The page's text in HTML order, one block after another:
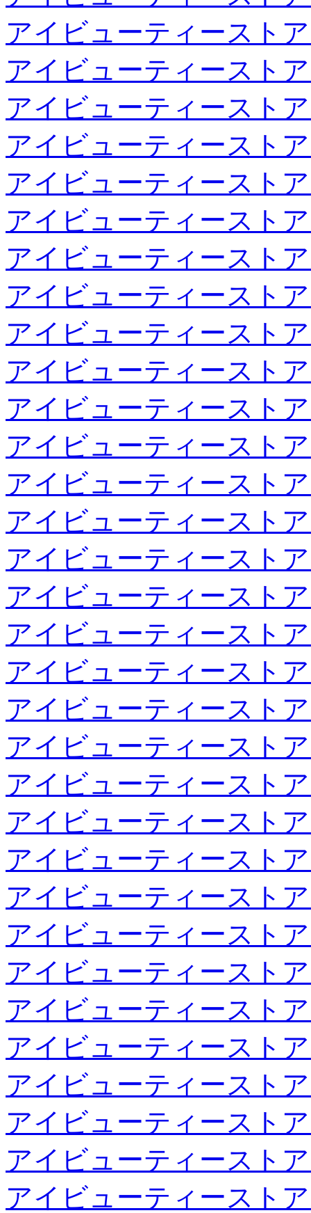
アイビューティースト
アイビューティースト
アイビューティースト
アイビューティースト
アイビューティースト
アイビューティースト
アイビューティースト
アイビューティースト
アイビューティースト
アイビューティースト
アイビューティースト
アイビューティースト
アイビューティースト
アイビューティースト
アイビューティースト
アイビューティースト
アイビューティースト
アイビューティースト
アイビューティースト
アイビューティースト
アイビューティースト
アイビューティースト
アイビューティースト
アイビューティースト
アイビューティースト
アイビューティースト
アイビューティースト
アイビューティースト
アイビューティースト
アイビューティースト
アイビューティースト
アイビューティースト